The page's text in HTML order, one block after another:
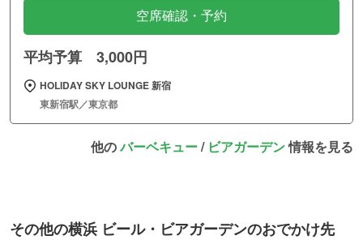
空席確認・予約
平均予算 3,000円
HOLIDAY SKY LOUNGE 新宿
東新宿駅／東京都
他のバーベキュー/ ビアガーデン情報を見る
その他の横浜 ビール・ビアガーデンのおでかけ先